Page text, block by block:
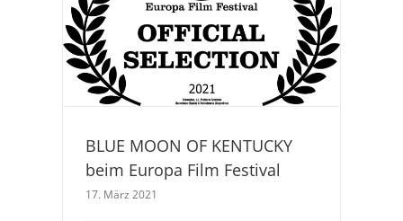
BLUE MOON OF KENTUCKY
beim Europa Film Festival
17. März 2021